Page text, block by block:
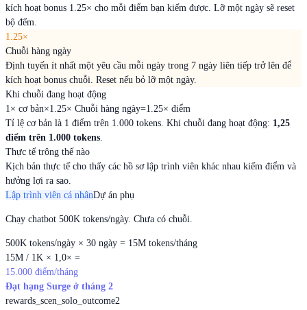
kích hoạt bonus 1.25× cho mỗi điểm bạn kiếm được. Lỡ một ngày sẽ reset
bộ đếm.
1.25×
Chuỗi hàng ngày
Định tuyến ít nhất một yêu cầu mỗi ngày trong 7 ngày liên tiếp trở lên để
kích hoạt bonus chuỗi. Reset nếu bỏ lỡ một ngày.
Khi chuỗi đang hoạt động
1× cơ bản×1.25× Chuỗi hàng ngày=1.25× điểm
Tỉ lệ cơ bản là 1 điểm trên 1.000 tokens. Khi chuỗi đang hoạt động: 1,25
điểm trên 1.000 tokens.
Thực tế trông thế nào
Kịch bản thực tế cho thấy các hồ sơ lập trình viên khác nhau kiếm điểm và
hưởng lợi ra sao.
Lập trình viên cá nhânDự án phụ
Chạy chatbot 500K tokens/ngày. Chưa có chuỗi.
500K tokens/ngày × 30 ngày = 15M tokens/tháng
15M / 1K × 1,0× =
15.000 điểm/tháng
Đạt hạng Surge ở tháng 2
rewards_scen_solo_outcome2